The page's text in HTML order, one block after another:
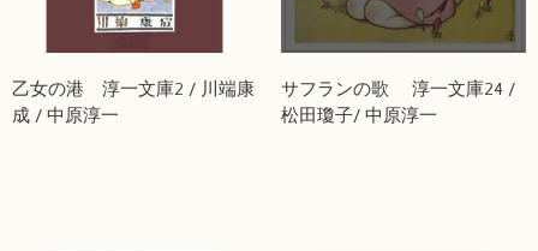
乙女の港 淳一文庫2 / 川端康
成 / 中原淳一
サフランの歌 淳一文庫24 /
松田瓊子/ 中原淳一